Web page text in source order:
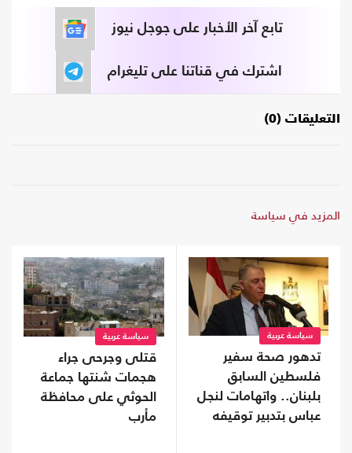
تابع آخر الأخبار على جوجل نيوز
اشترك في قناتنا على تليغرام
التعليقات (0)
المزيد في سياسة
سياسة عربية
تدهور صحة سفير
فلسطين السابق
بلبنان.. واتهامات لنجل
عباس بتدبير توقيفه
سياسة عربية
قتلى وجرحى جراء
هجمات شنتها جماعة
الحوثي على محافظة
مأرب